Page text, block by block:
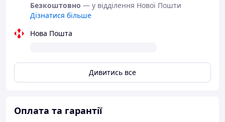
Безкоштовно — у відділення Нової Пошти
Дізнатися більше
Нова Пошта
Дивитись все
Оплата та гарантії